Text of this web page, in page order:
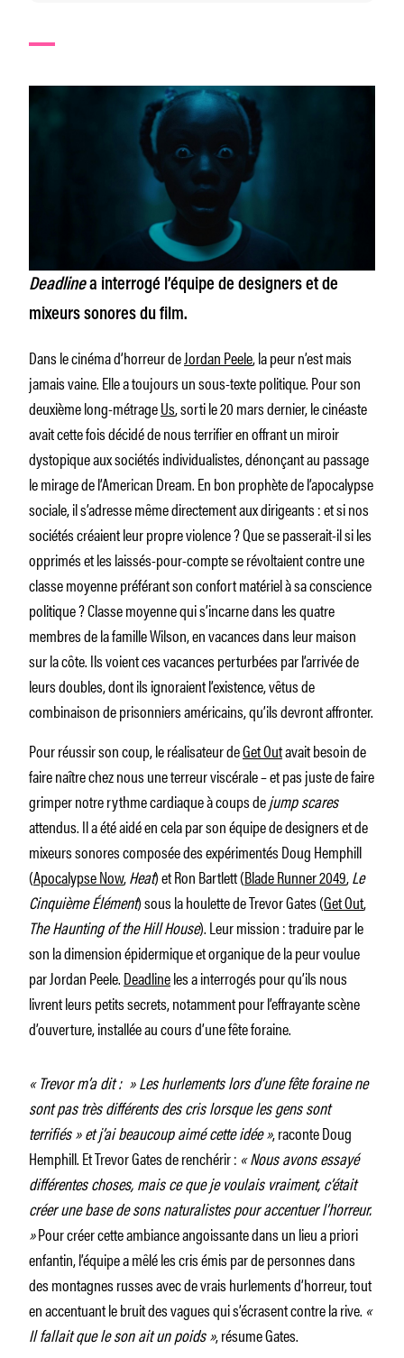
Deadlinea interrogé l’équipe de designers et de
mixeurs sonores du film.
Dans le cinéma d’horreur deJordan Peele, la peur n’est mais
jamais vaine. Elle a toujours un sous-texte politique. Pour son
deuxième long-métrageUs, sorti le 20 mars dernier, le cinéaste
avait cette fois décidé de nous terrifier en offrant un miroir
dystopique aux sociétés individualistes, dénonçant au passage
le mirage de l’American Dream. En bon prophète de l’apocalypse
sociale, il s’adresse même directement aux dirigeants : et si nos
sociétés créaient leur propre violence ? Que se passerait-il si les
opprimés et les laissés-pour-compte se révoltaient contre une
classe moyenne préférant son confort matériel à sa conscience
politique ? Classe moyenne qui s’incarne dans les quatre
membres de la famille Wilson, en vacances dans leur maison
sur la côte. Ils voient ces vacances perturbées par l’arrivée de
leurs doubles, dont ils ignoraient l’existence, vêtus de
combinaison de prisonniers américains, qu’ils devront affronter.
Pour réussir son coup, le réalisateur deGet Outavait besoin de
faire naître chez nous une terreur viscérale – et pas juste de faire
grimper notre rythme cardiaque à coups dejump scares
attendus. Il a été aidé en cela par son équipe de designers et de
mixeurs sonores composée des expérimentés Doug Hemphill
(Apocalypse Now,Heat) et Ron Bartlett (Blade Runner 2049,Le
Cinquième Élément) sous la houlette de Trevor Gates (Get Out,
The Haunting of the HillHouse). Leur mission : traduire par le
son la dimension épidermique et organique de la peur voulue
par Jordan Peele.Deadlineles a interrogés pour qu’ils nous
livrent leurs petits secrets, notamment pour l’effrayante scène
d’ouverture, installée au cours d’une fête foraine.
« Trevorm’a dit : » Les hurlements lors d’une fête foraine ne
sont pas très différents des cris lorsque les gens sont
terrifiés » et j’ai beaucoup aimé cette idée », raconte Doug
Hemphill. Et Trevor Gates de renchérir : « Nous avons essayé
différentes choses, mais ce que je voulais vraiment, c’était
créer une base de sons naturalistes pour accentuer l’horreur.
»Pour créer cette ambiance angoissante dans un lieu a priori
enfantin, l’équipe a mêlé les cris émis par de personnes dans
des montagnes russes avec de vrais hurlements d’horreur, tout
en accentuant le bruit des vagues qui s’écrasent contre la rive. «
Il fallait que le son ait un poids », résume Gates.